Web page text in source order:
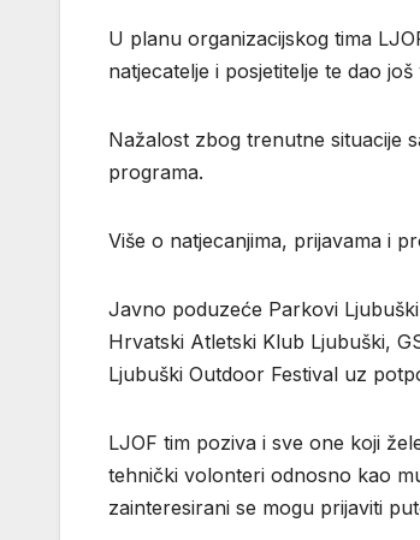
U planu organizacijskog tima
natjecatelje i posjetitelje te dao
Nažalost zbog trenutne situacije
programa.
Više o natjecanjima, prijavama i
Javno poduzeće Parkovi
Hrvatski Atletski Klub Ljubuški,
Ljubuški Outdoor Festival uz
LJOF tim poziva i sve one koji
tehnički volonteri odnosno kao
zainteresirani se mogu prijaviti